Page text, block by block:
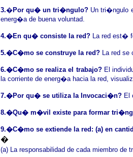
3.�Por qu� un tri�ngulo? Un tri�ngulo
energ�a de buena voluntad.
4.�En qu� consiste la red? La red est�
5.�C�mo se construye la red? La red se
6.�C�mo se realiza el trabajo?El
la corriente de energ�a hacia la red,
7.�Por qu� se utiliza la Invocaci�n? El
8.�Qu� m�vil existe para formar
9.�C�mo se extiende la red: (a) en
�
(a) La responsabilidad de cada miembro